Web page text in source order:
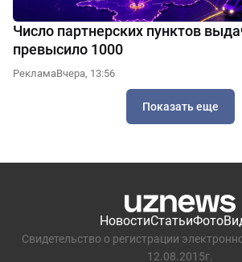
Число партнерских пунктов
превысило 1000
РекламаВчера, 13:56
Показать еще
НовостиСтатьиФото
Свидетельство о регистрации
12.08.2015г.